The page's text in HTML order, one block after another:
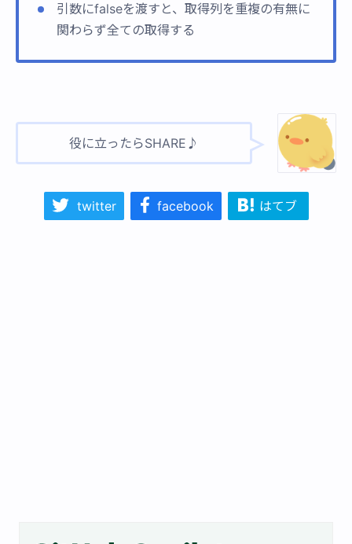
引数にfalseを渡すと、取得列を重複の有無に
関わらず全ての取得する
役に立ったらSHARE♪
twitter facebook はてブ